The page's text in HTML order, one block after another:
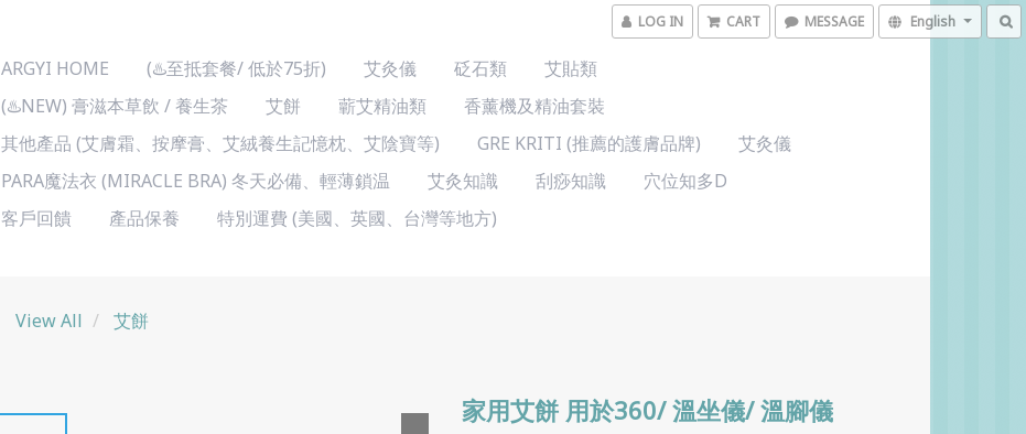
LOG IN CART MESSAGE English
ARGYI HOME (♨️至抵套餐/ 低於75折) 艾灸儀 砭石類
艾貼類
(♨️NEW) 膏滋本草飲 / 養生茶
艾餅 蘄艾精油類
香薰機及精油套裝
其他產品 (艾膚霜、按摩膏、艾絨養生記憶枕、艾陰寶等)
GRE KRITI (推薦的護膚品牌)
艾灸儀
PARA魔法衣 (MIRACLE BRA) 冬天必備、輕薄鎖温
艾灸知識 刮痧知識
穴位知多D
客戶回饋
產品保養 特別運費 (美國、英國、台灣等地方)
View All 艾餅
家用艾餅 用於360/ 溫坐儀/ 溫腳儀